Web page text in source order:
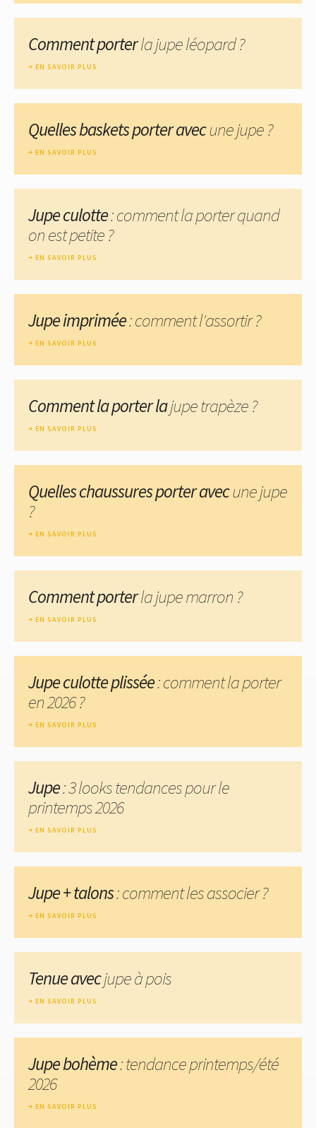
Comment porterla jupe léopard ?
EN SAVOIR PLUS
Quelles baskets porter avecune jupe ?
EN SAVOIR PLUS
Jupe culotte: comment la porter quand
on est petite ?
EN SAVOIR PLUS
Jupe imprimée: comment l'assortir ?
EN SAVOIR PLUS
Comment la porter lajupe trapèze ?
EN SAVOIR PLUS
Quelles chaussures porter avecune jupe
?
EN SAVOIR PLUS
Comment porterla jupe marron ?
EN SAVOIR PLUS
Jupe culotte plissée: comment la porter
en 2026 ?
EN SAVOIR PLUS
Jupe: 3 looks tendances pour le
printemps 2026
EN SAVOIR PLUS
Jupe + talons: comment les associer ?
EN SAVOIR PLUS
Tenue avecjupe à pois
EN SAVOIR PLUS
Jupe bohème: tendance printemps/été
2026
EN SAVOIR PLUS